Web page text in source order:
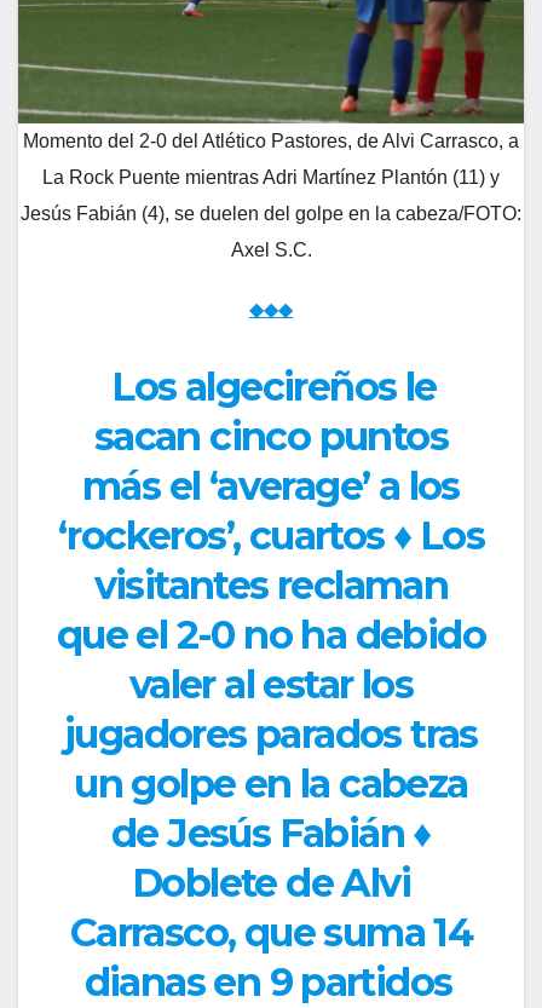
Momento del 2-0 del Atlético Pastores, de Alvi Carrasco, a
La Rock Puente mientras Adri Martínez Plantón (11) y
Jesús Fabián (4), se duelen del golpe en la cabeza/FOTO:
Axel S.C.
◆◆◆
Los algecireños le
sacan cinco puntos
más el ‘average’ a los
‘rockeros’, cuartos ♦ Los
visitantes reclaman
que el 2-0 no ha debido
valer al estar los
jugadores parados tras
un golpe en la cabeza
de Jesús Fabián ♦
Doblete de Alvi
Carrasco, que suma 14
dianas en 9 partidos